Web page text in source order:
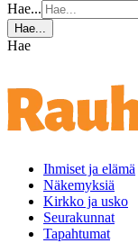
Hae...
Hae...
Hae
Ihmiset ja elämä
Näkemyksiä
Kirkko ja usko
Seurakunnat
Tapahtumat